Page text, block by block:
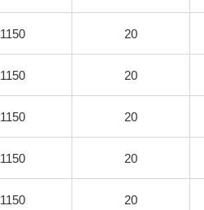
1150 20
1150 20
1150 20
1150 20
1150 20